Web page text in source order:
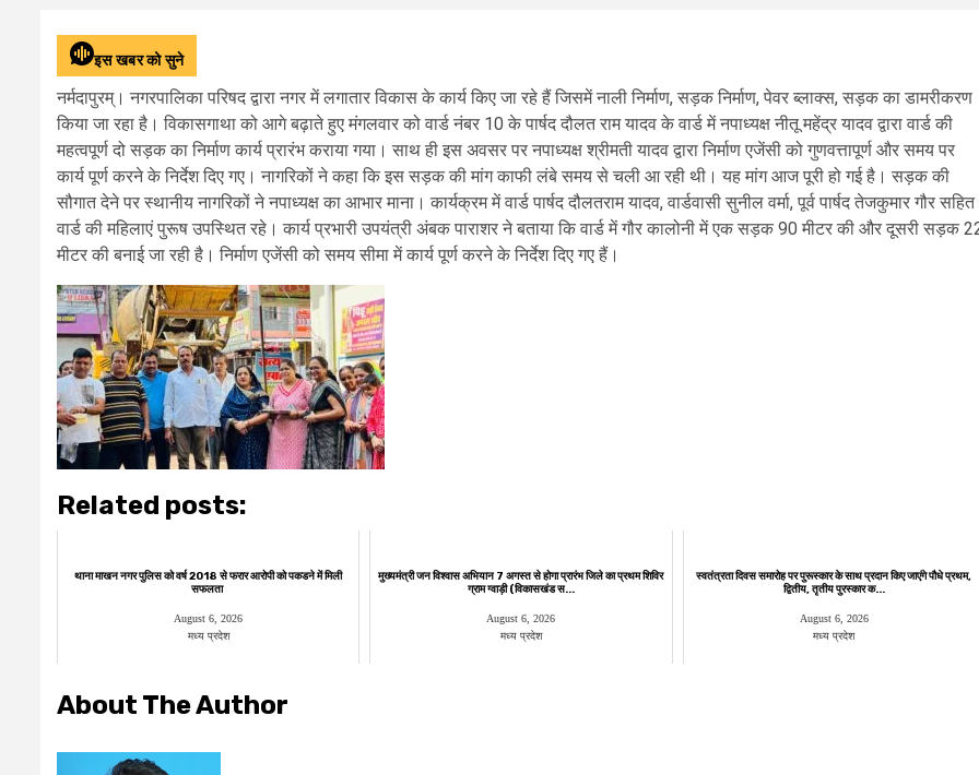
इस खबर को सुने
नर्मदापुरम्। नगरपालिका परिषद द्वारा नगर में लगातार विकास के कार्य किए जा रहे हैं जिसमें नाली निर्माण, सड़क निर्माण, पेवर ब्लाक्स, सड़क का डामरीकरण
किया जा रहा है। विकासगाथा को आगे बढ़ाते हुए मंगलवार को वार्ड नंबर 10 के पार्षद दौलत राम यादव के वार्ड में नपाध्यक्ष नीतू महेंद्र यादव द्वारा वार्ड की
महत्वपूर्ण दो सड़क का निर्माण कार्य प्रारंभ कराया गया। साथ ही इस अवसर पर नपाध्यक्ष श्रीमती यादव द्वारा निर्माण एजेंसी को गुणवत्तापूर्ण और समय पर
कार्य पूर्ण करने के निर्देश दिए गए। नागरिकों ने कहा कि इस सड़क की मांग काफी लंबे समय से चली आ रही थी। यह मांग आज पूरी हो गई है। सड़क की
सौगात देने पर स्थानीय नागरिकों ने नपाध्यक्ष का आभार माना। कार्यक्रम में वार्ड पार्षद दौलतराम यादव, वार्डवासी सुनील वर्मा, पूर्व पार्षद तेजकुमार गौर सहित
वार्ड की महिलाएं पुरूष उपस्थित रहे। कार्य प्रभारी उपयंत्री अंबक पाराशर ने बताया कि वार्ड में गौर कालोनी में एक सड़क 90 मीटर की और दूसरी सड़क
मीटर की बनाई जा रही है। निर्माण एजेंसी को समय सीमा में कार्य पूर्ण करने के निर्देश दिए गए हैं।
Related posts:
थाना माखन नगर पुलिस को वर्ष 2018 से फरार आरोपी को पकडने में मिली
सफलता
August 6, 2026
मध्य प्रदेश
मुख्यमंत्री जन विश्वास अभियान 7 अगस्त से होगा प्रारंभ जिले का प्रथम शिविर
ग्राम ग्वाड़ी (विकासखंड स...
August 6, 2026
मध्य प्रदेश
स्वतंत्रता दिवस समारोह पर पुरूस्‍कार के साथ प्रदान किए जाएंगे पौधे प्रथम,
द्वितीय, तृतीय पुरस्कार क...
August 6, 2026
मध्य प्रदेश
About The Author